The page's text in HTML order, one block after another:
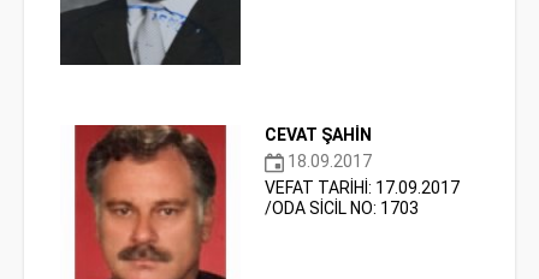
CEVAT ŞAHİN
18.09.2017
VEFAT TARİHİ: 17.09.2017
/ODA SİCİL NO: 1703